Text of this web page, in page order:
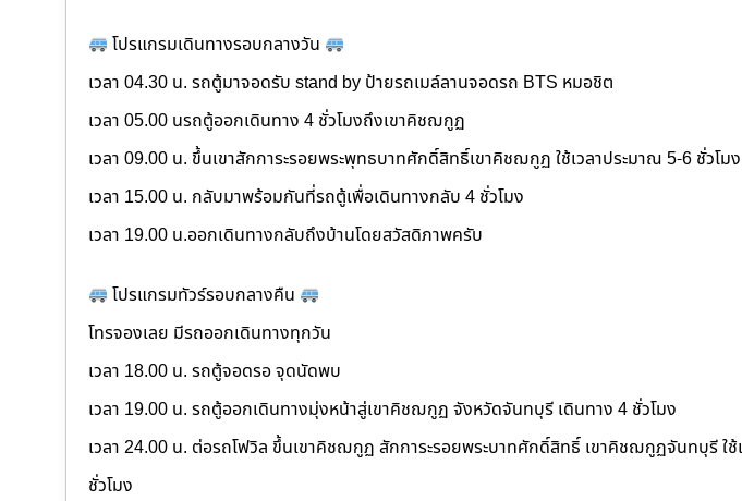
โปรแกรมเดินทางรอบกลางวัน
เวลา 04.30 น. รถตู้มาจอดรับ stand by ป้ายรถเมล์ลานจอดรถ BTS หมอชิต
เวลา 05.00 นรถตู้ออกเดินทาง 4 ชั่วโมงถึงเขาคิชฌกูฏ
เวลา 09.00 น. ขึ้นเขาสักการะรอยพระพุทธบาทศักดิ์สิทธิ์เขาคิชฌกูฏ ใช้เวลาประมาณ 5-6 ชั่วโม
เวลา 15.00 น. กลับมาพร้อมกันที่รถตู้เพื่อเดินทางกลับ 4 ชั่วโมง
เวลา 19.00 น.ออกเดินทางกลับถึงบ้านโดยสวัสดิภาพครับ
โปรแกรมทัวร์รอบกลางคืน
โทรจองเลย มีรถออกเดินทางทุกวัน
เวลา 18.00 น. รถตู้จอดรอ จุดนัดพบ
เวลา 19.00 น. รถตู้ออกเดินทางมุ่งหน้าสู่เขาคิชฌกูฏ จังหวัดจันทบุรี เดินทาง 4 ชั่วโมง
เวลา 24.00 น. ต่อรถโฟวิล ขึ้นเขาคิชฌกูฏ สักการะรอยพระบาทศักดิ์สิทธิ์ เขาคิชฌกูฏจันทบุรี ใช้
ชั่วโมง